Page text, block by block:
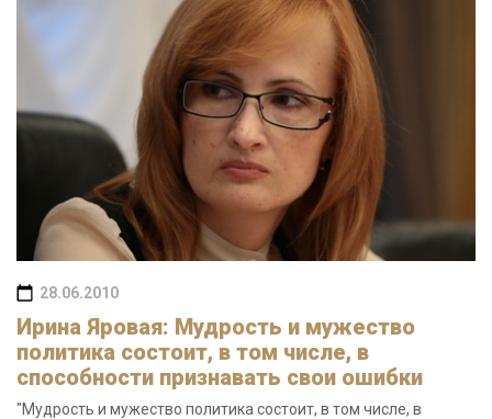
28.06.2010
Ирина Яровая: Мудрость и мужество
политика состоит, в том числе, в
способности признавать свои ошибки
"Мудрость и мужество политика состоит, в том числе, в